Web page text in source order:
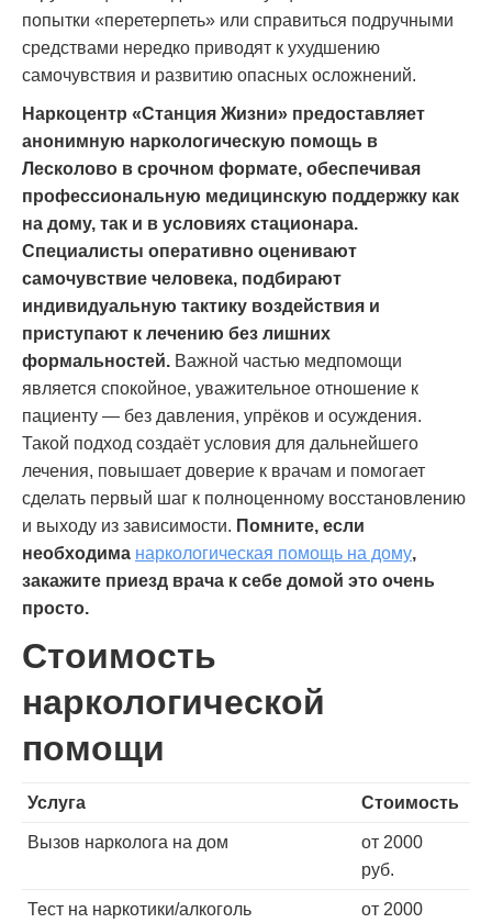
попытки «перетерпеть» или справиться подручными
средствами нередко приводят к ухудшению
самочувствия и развитию опасных осложнений.
Наркоцентр «Станция Жизни» предоставляет
анонимную наркологическую помощь в
Лесколово в срочном формате, обеспечивая
профессиональную медицинскую поддержку как
на дому, так и в условиях стационара.
Специалисты оперативно оценивают
самочувствие человека, подбирают
индивидуальную тактику воздействия и
приступают к лечению без лишних
формальностей. Важной частью медпомощи
является спокойное, уважительное отношение к
пациенту — без давления, упрёков и осуждения.
Такой подход создаёт условия для дальнейшего
лечения, повышает доверие к врачам и помогает
сделать первый шаг к полноценному восстановлению
и выходу из зависимости. Помните, если
необходима наркологическая помощь на дому,
закажите приезд врача к себе домой это очень
просто.
Стоимость
наркологической
помощи
Услуга Стоимость
Вызов нарколога на дом
от 2000
руб.
Тест на наркотики/алкоголь
от 2000